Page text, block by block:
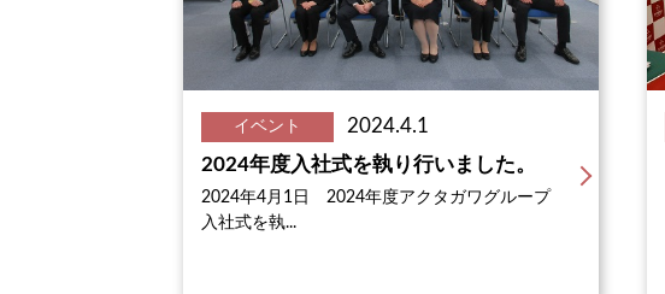
イベント
2024.4.1
2024年度入社式を執り行いました。
2024年4月1日 2024年度アクタガワグループ
入社式を執...